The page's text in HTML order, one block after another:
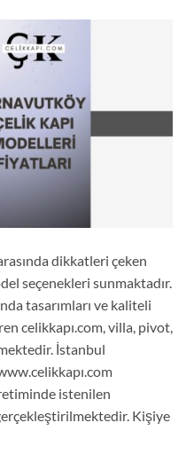
dikkatleri çeken
seçenekleri sunmaktadır.
tasarımları ve kaliteli
celikkapı.com, villa, pivot,
İstanbul
istenilen
Kişiye